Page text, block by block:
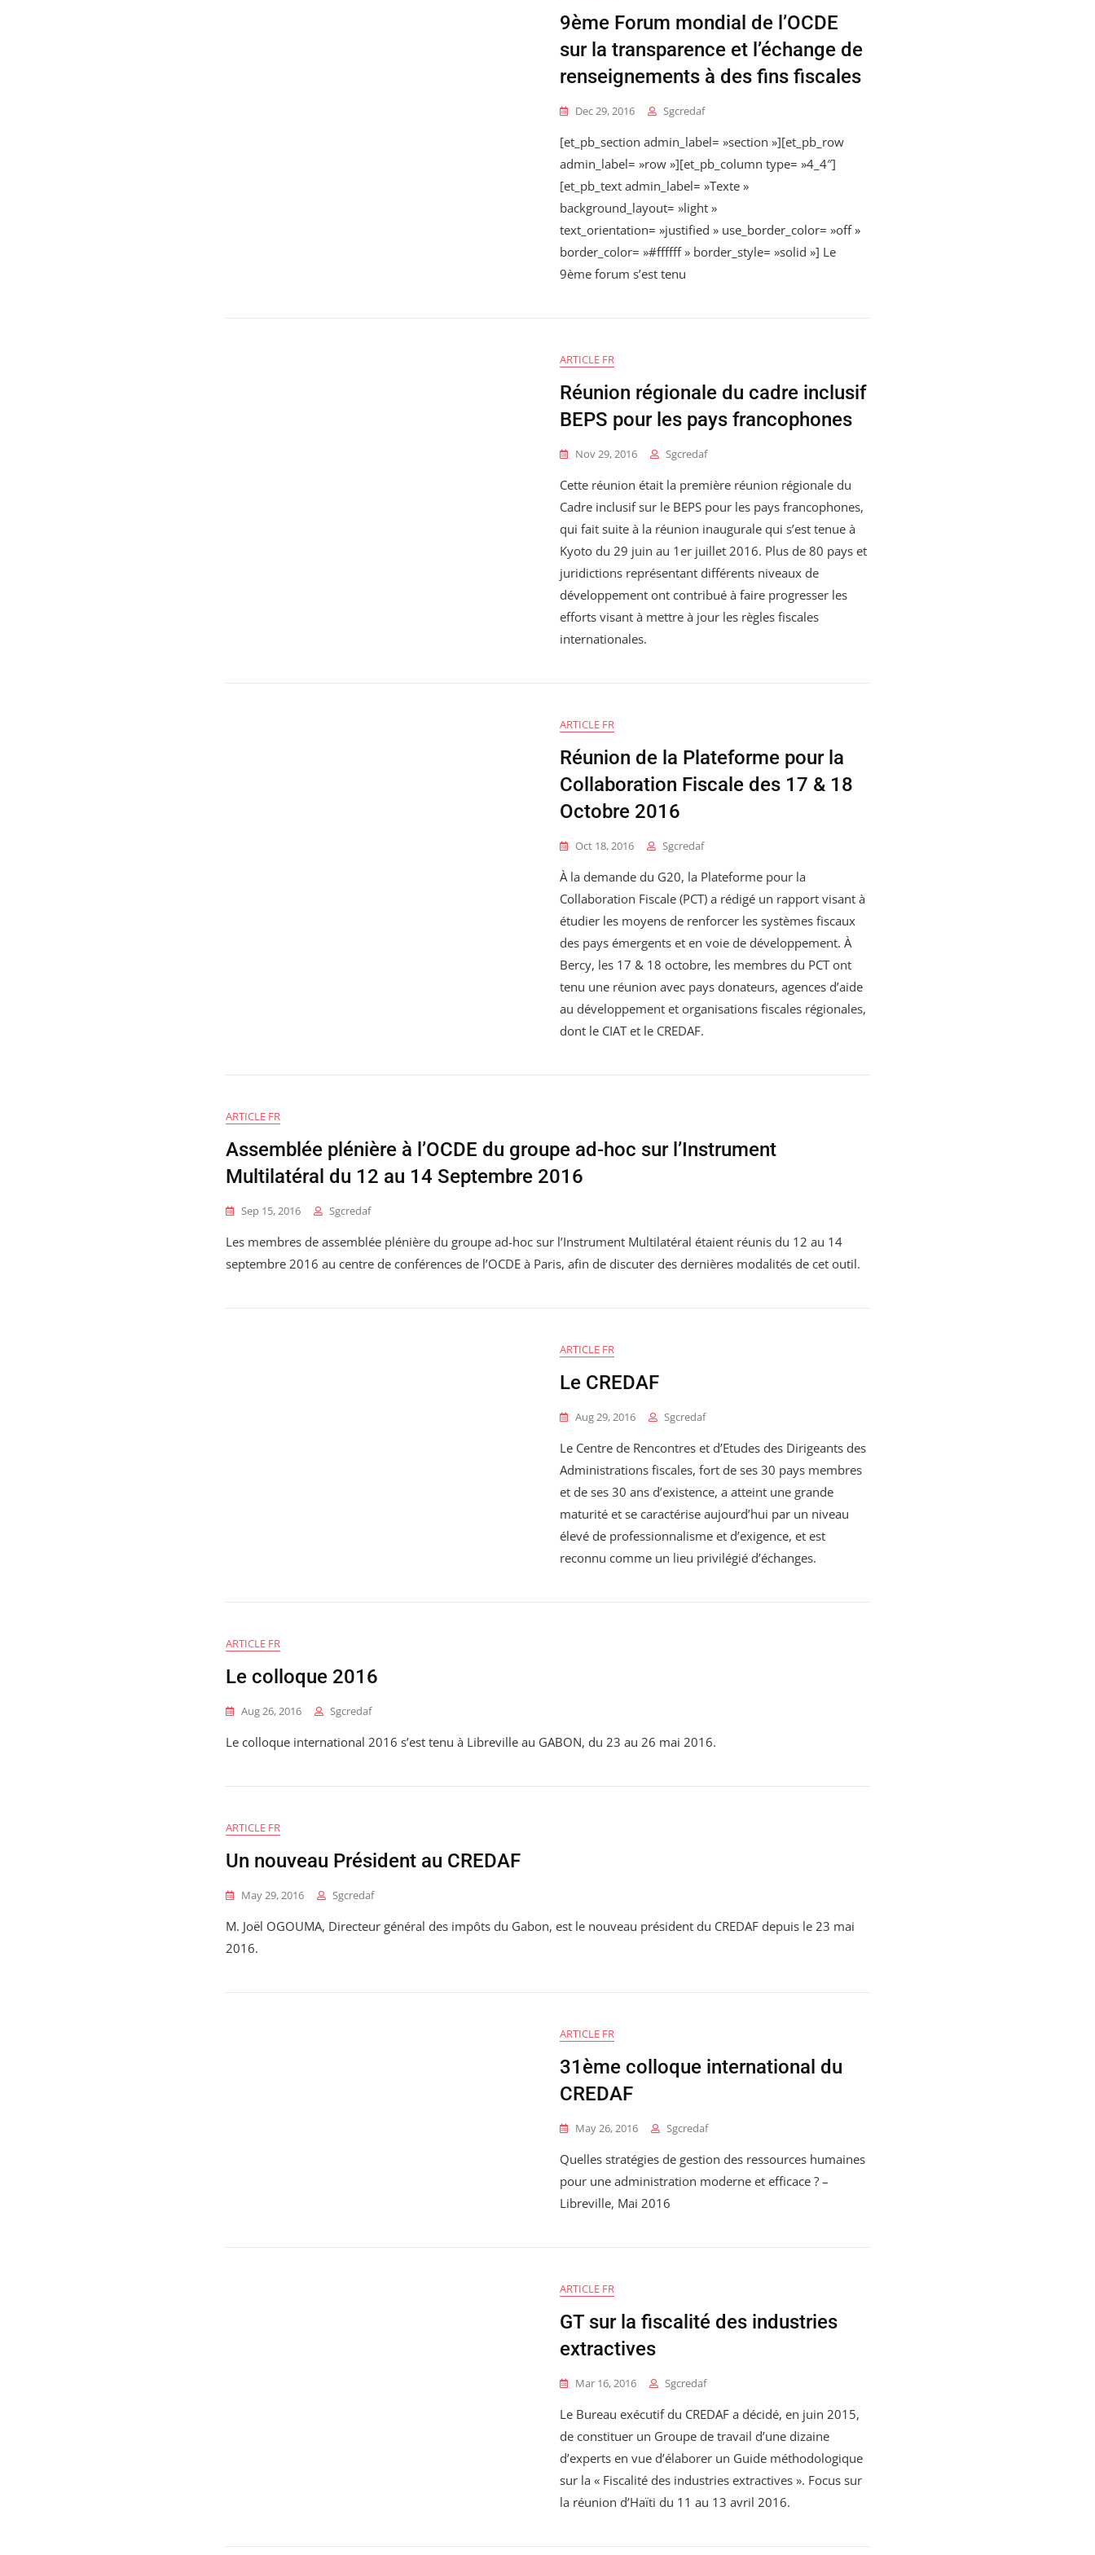
9ème Forum mondial de l’OCDE
sur la transparence et l’échange de
renseignements à des fins fiscales
Dec 29, 2016 Sgcredaf
[et_pb_section admin_label= »section »][et_pb_row
admin_label= »row »][et_pb_column type= »4_4″]
[et_pb_text admin_label= »Texte »
background_layout= »light »
text_orientation= »justified » use_border_color= »off »
border_color= »#ffffff » border_style= »solid »] Le
9ème forum s’est tenu
ARTICLE FR
Réunion régionale du cadre inclusif
BEPS pour les pays francophones
Nov 29, 2016 Sgcredaf
Cette réunion était la première réunion régionale du
Cadre inclusif sur le BEPS pour les pays francophones,
qui fait suite à la réunion inaugurale qui s’est tenue à
Kyoto du 29 juin au 1er juillet 2016. Plus de 80 pays et
juridictions représentant différents niveaux de
développement ont contribué à faire progresser les
efforts visant à mettre à jour les règles fiscales
internationales.
ARTICLE FR
Réunion de la Plateforme pour la
Collaboration Fiscale des 17 & 18
Octobre 2016
Oct 18, 2016 Sgcredaf
À la demande du G20, la Plateforme pour la
Collaboration Fiscale (PCT) a rédigé un rapport visant à
étudier les moyens de renforcer les systèmes fiscaux
des pays émergents et en voie de développement. À
Bercy, les 17 & 18 octobre, les membres du PCT ont
tenu une réunion avec pays donateurs, agences d’aide
au développement et organisations fiscales régionales,
dont le CIAT et le CREDAF.
ARTICLE FR
Assemblée plénière à l’OCDE du groupe ad-hoc sur l’Instrument
Multilatéral du 12 au 14 Septembre 2016
Sep 15, 2016 Sgcredaf
Les membres de assemblée plénière du groupe ad-hoc sur l’Instrument Multilatéral étaient réunis du 12 au 14
septembre 2016 au centre de conférences de l’OCDE à Paris, afin de discuter des dernières modalités de cet outil.
ARTICLE FR
Le CREDAF
Aug 29, 2016 Sgcredaf
Le Centre de Rencontres et d’Etudes des Dirigeants des
Administrations fiscales, fort de ses 30 pays membres
et de ses 30 ans d’existence, a atteint une grande
maturité et se caractérise aujourd’hui par un niveau
élevé de professionnalisme et d’exigence, et est
reconnu comme un lieu privilégié d’échanges.
ARTICLE FR
Le colloque 2016
Aug 26, 2016 Sgcredaf
Le colloque international 2016 s’est tenu à Libreville au GABON, du 23 au 26 mai 2016.
ARTICLE FR
Un nouveau Président au CREDAF
May 29, 2016 Sgcredaf
M. Joël OGOUMA, Directeur général des impôts du Gabon, est le nouveau président du CREDAF depuis le 23 mai
2016.
ARTICLE FR
31ème colloque international du
CREDAF
May 26, 2016 Sgcredaf
Quelles stratégies de gestion des ressources humaines
pour une administration moderne et efficace ? –
Libreville, Mai 2016
ARTICLE FR
GT sur la fiscalité des industries
extractives
Mar 16, 2016 Sgcredaf
Le Bureau exécutif du CREDAF a décidé, en juin 2015,
de constituer un Groupe de travail d’une dizaine
d’experts en vue d’élaborer un Guide méthodologique
sur la « Fiscalité des industries extractives ». Focus sur
la réunion d’Haïti du 11 au 13 avril 2016.